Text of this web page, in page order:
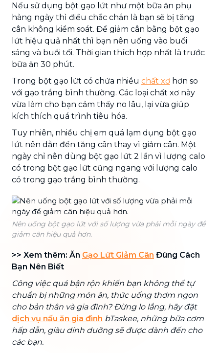
Nếu sử dụng bột gạo lứt như một bữa ăn phụ
hàng ngày thì điều chắc chắn là bạn sẽ bị tăng
cân không kiểm soát. Để giảm cân bằng bột gạo
lứt hiệu quả nhất thì bạn nên uống vào buổi
sáng và buổi tối. Thời gian thích hợp nhất là trước
bữa ăn 30 phút.
Trong bột gạo lứt có chứa nhiều chất xơ hơn so
với gạo trắng bình thường. Các loại chất xơ này
vừa làm cho bạn cảm thấy no lâu, lại vừa giúp
kích thích quá trình tiêu hóa.
Tuy nhiên, nhiều chị em quá lạm dụng bột gạo
lứt nên dẫn đến tăng cân thay vì giảm cân. Một
ngày chỉ nên dùng bột gạo lứt 2 lần vì lượng calo
có trong bột gạo lứt cũng ngang với lượng calo
có trong gạo trắng bình thường.
Nên uống bột gạo lứt với số lượng vừa phải mỗi ngày để
giảm cân hiệu quả hơn.
>> Xem thêm: Ăn Gạo Lứt Giảm Cân Đúng Cách
Bạn Nên Biết
Công việc quá bận rộn khiến bạn không thể tự
chuẩn bị những món ăn, thức uống thơm ngon
cho bản thân và gia đình? Đừng lo lắng, hãy đặt
dịch vụ nấu ăn gia đình bTaskee, những bữa cơm
hấp dẫn, giàu dinh dưỡng sẽ được dành đến cho
các bạn.